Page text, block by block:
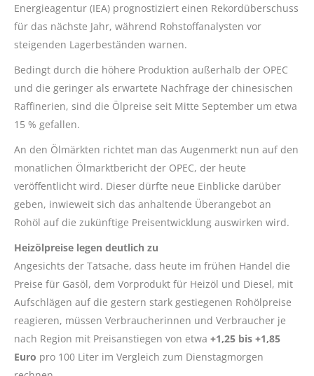
Energieagentur (IEA) prognostiziert einen Rekordüberschuss
für das nächste Jahr, während Rohstoffanalysten vor
steigenden Lagerbeständen warnen.
Bedingt durch die höhere Produktion außerhalb der OPEC
und die geringer als erwartete Nachfrage der chinesischen
Raffinerien, sind die Ölpreise seit Mitte September um etwa
15 % gefallen.
An den Ölmärkten richtet man das Augenmerkt nun auf den
monatlichen Ölmarktbericht der OPEC, der heute
veröffentlicht wird. Dieser dürfte neue Einblicke darüber
geben, inwieweit sich das anhaltende Überangebot an
Rohöl auf die zukünftige Preisentwicklung auswirken wird.
Heizölpreise legen deutlich zu
Angesichts der Tatsache, dass heute im frühen Handel die
Preise für Gasöl, dem Vorprodukt für Heizöl und Diesel, mit
Aufschlägen auf die gestern stark gestiegenen Rohölpreise
reagieren, müssen Verbraucherinnen und Verbraucher je
nach Region mit Preisanstiegen von etwa +1,25 bis +1,85
Euro pro 100 Liter im Vergleich zum Dienstagmorgen